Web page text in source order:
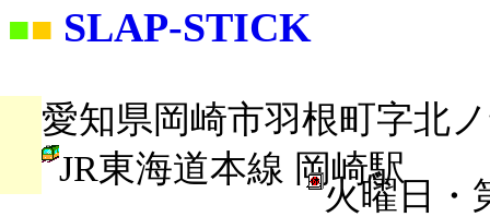
■■ SLAP-STICK
愛知県岡崎市羽根町字北
JR東海道本線 岡崎駅
火曜日・